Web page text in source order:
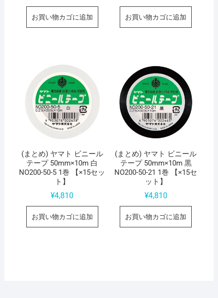
お買い物カゴに追加 お買い物カゴに追加
(まとめ) ヤマト ビニール
テープ 50mm×10m 白
NO200-50-5 1巻 【×15セッ
ト】
¥4,810
お買い物カゴに追加
(まとめ) ヤマト ビニール
テープ 50mm×10m 黒
NO200-50-21 1巻 【×15セ
ット】
¥4,810
お買い物カゴに追加